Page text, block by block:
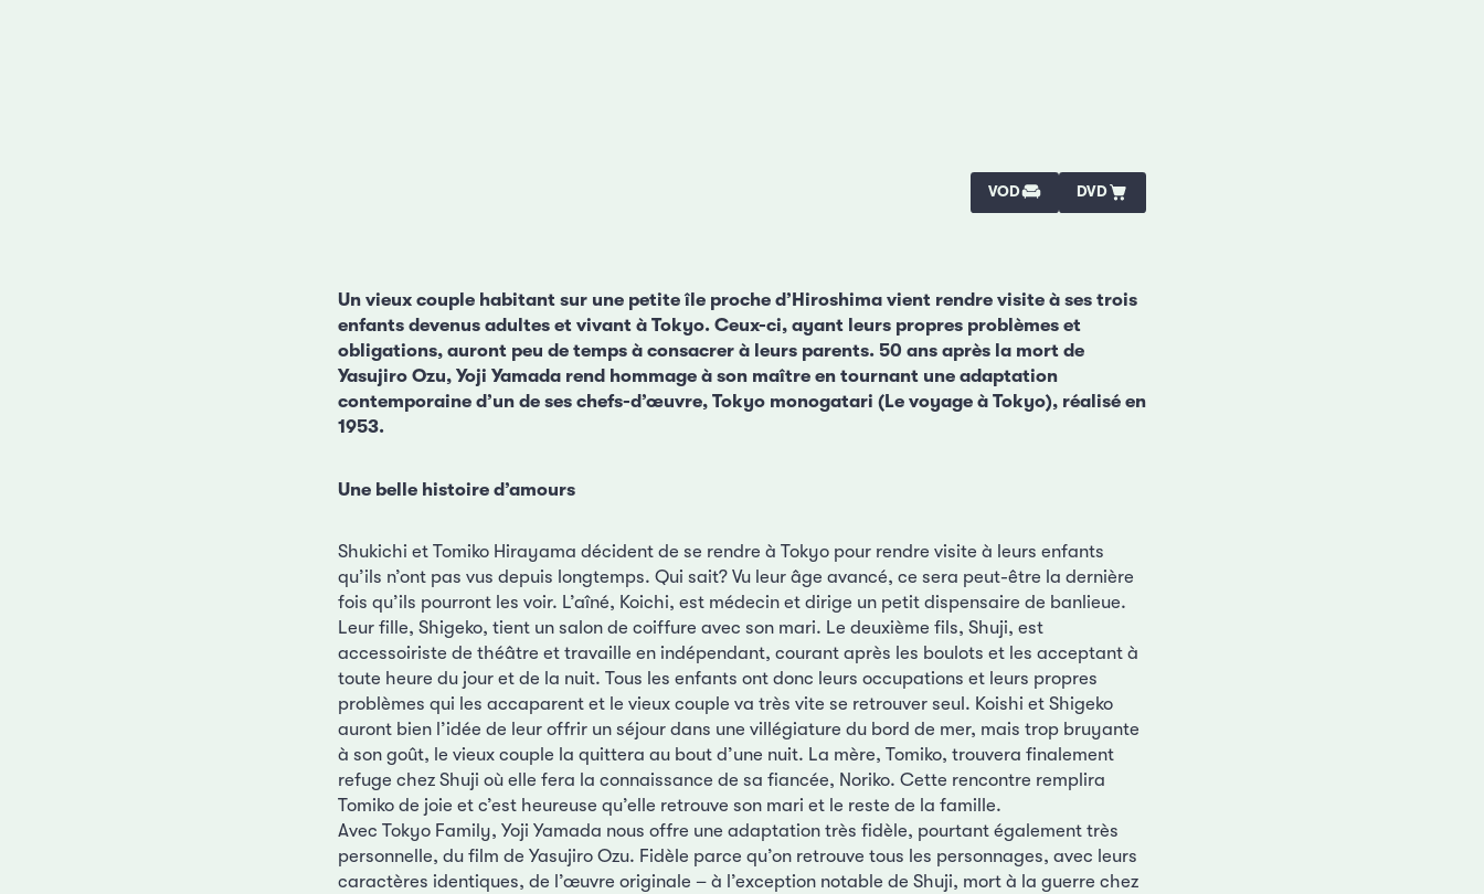
VOD DVD
Un vieux couple habitant sur une petite île proche d’Hiroshima vient rendre visite à ses trois
enfants devenus adultes et vivant à Tokyo. Ceux-ci, ayant leurs propres problèmes et
obligations, auront peu de temps à consacrer à leurs parents. 50 ans après la mort de
Yasujiro Ozu, Yoji Yamada rend hommage à son maître en tournant une adaptation
contemporaine d’un de ses chefs-d’œuvre, Tokyo monogatari (Le voyage à Tokyo), réalisé en
1953.
Une belle histoire d’amours
Shukichi et Tomiko Hirayama décident de se rendre à Tokyo pour rendre visite à leurs enfants
qu’ils n’ont pas vus depuis longtemps. Qui sait? Vu leur âge avancé, ce sera peut-être la dernière
fois qu’ils pourront les voir. L’aîné, Koichi, est médecin et dirige un petit dispensaire de banlieue.
Leur fille, Shigeko, tient un salon de coiffure avec son mari. Le deuxième fils, Shuji, est
accessoiriste de théâtre et travaille en indépendant, courant après les boulots et les acceptant à
toute heure du jour et de la nuit. Tous les enfants ont donc leurs occupations et leurs propres
problèmes qui les accaparent et le vieux couple va très vite se retrouver seul. Koishi et Shigeko
auront bien l’idée de leur offrir un séjour dans une villégiature du bord de mer, mais trop bruyante
à son goût, le vieux couple la quittera au bout d’une nuit. La mère, Tomiko, trouvera finalement
refuge chez Shuji où elle fera la connaissance de sa fiancée, Noriko. Cette rencontre remplira
Tomiko de joie et c’est heureuse qu’elle retrouve son mari et le reste de la famille.
Avec Tokyo Family, Yoji Yamada nous offre une adaptation très fidèle, pourtant également très
personnelle, du film de Yasujiro Ozu. Fidèle parce qu’on retrouve tous les personnages, avec leurs
caractères identiques, de l’œuvre originale – à l’exception notable de Shuji, mort à la guerre chez